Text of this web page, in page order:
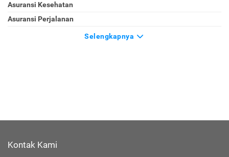
Asuransi Kesehatan
Asuransi Perjalanan
Selengkapnya
Kontak Kami